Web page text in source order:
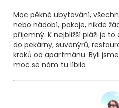
Moc pěkné ubytování,
nebo nádobí, pokoje, nikde
příjemný. K nejbližší pláži je
do pekárny, suvenýrů,
kroků od apartmánu. Byli
moc se nám tu líbilo